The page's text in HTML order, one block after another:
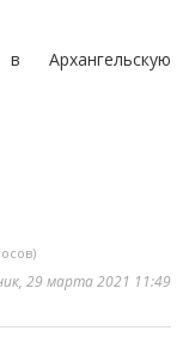
в Архангельскую
29 марта 2021 11:49